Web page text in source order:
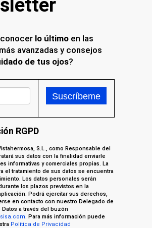
lo último en las
avanzadas y consejos
de tus ojos?
RGPD
S.L., como Responsable del
sus datos con la finalidad enviarle
informativas y comerciales propias. La
el tratamiento de sus datos se encuentra
Los datos personales serán
los plazos previstos en la
Podrá ejercitar sus derechos,
en contacto con nuestro Delegado de
a través del buzón
. Para más información puede
Política de Privacidad